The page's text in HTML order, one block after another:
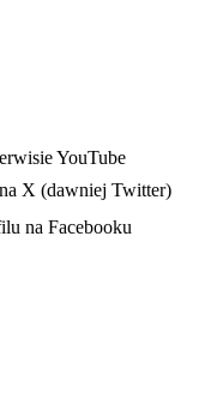
YouTube
X (dawniej Twitter)
na Facebooku